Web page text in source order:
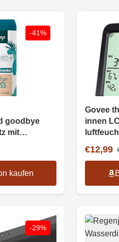
-41%
goodbye
mit
kaufen
Govee
innen
€12,99
-29%